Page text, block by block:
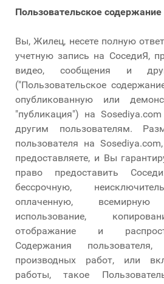
Пользовательское содержание
Вы, Жилец, несете полную
учетную запись на СоседиЯ,
видео, сообщения и
("Пользовательское
опубликованную или
"публикация") на
другим пользователям.
пользователя на
предоставляете, и Вы
право предоставить
бессрочную,
оплаченную,
использование,
отображание и
Содержания
производных работ, или
работы, такое